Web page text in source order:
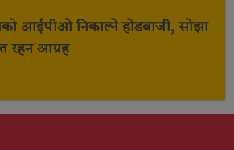
आईपीओ निकाल्ने होडबाजी, सोझा
रहन आग्रह